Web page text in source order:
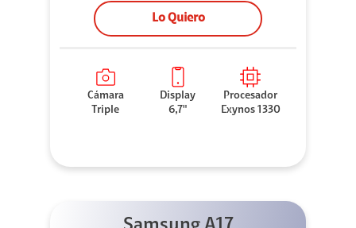
Lo Quiero
Cámara
Triple
Display
6,7"
Procesador
Exynos 1330